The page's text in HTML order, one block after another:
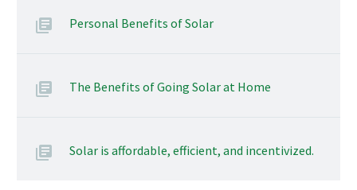
Personal Benefits of Solar
The Benefits of Going Solar at Home
Solar is affordable, efficient, and incentivized.